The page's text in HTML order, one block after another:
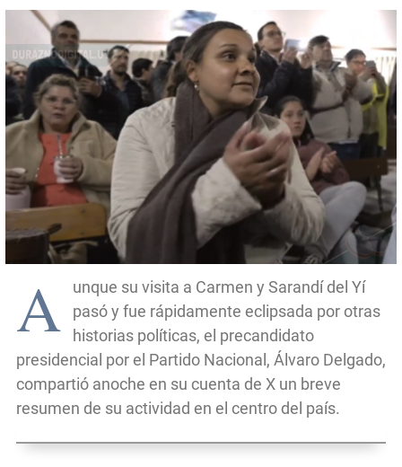
A
unque su visita a Carmen y Sarandí del Yí
pasó y fue rápidamente eclipsada por otras
historias políticas, el precandidato
presidencial por el Partido Nacional, Álvaro Delgado,
compartió anoche en su cuenta de X un breve
resumen de su actividad en el centro del país.